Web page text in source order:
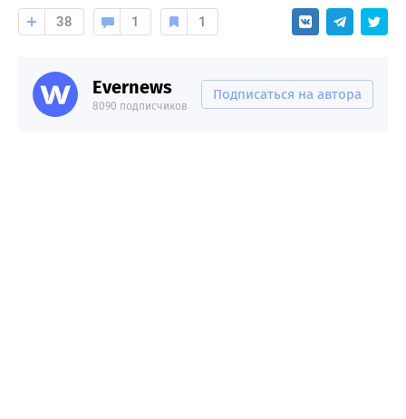
38 1 1
Evernews
8090 подписчиков
Подписаться на автора